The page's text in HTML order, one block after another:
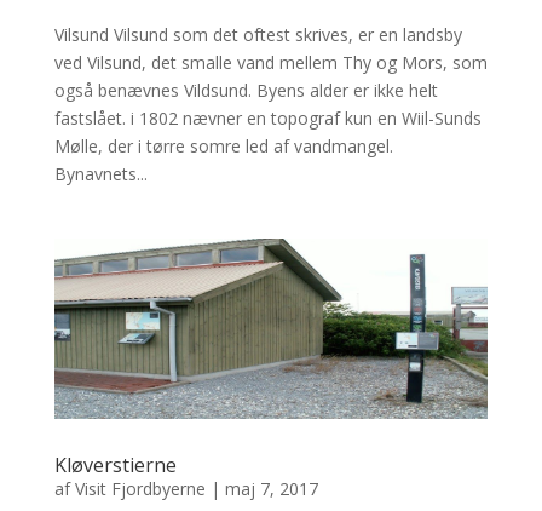
Vilsund Vilsund som det oftest skrives, er en landsby
ved Vilsund, det smalle vand mellem Thy og Mors, som
også benævnes Vildsund. Byens alder er ikke helt
fastslået. i 1802 nævner en topograf kun en Wiil-Sunds
Mølle, der i tørre somre led af vandmangel.
Bynavnets...
Kløverstierne
afVisit Fjordbyerne | maj 7, 2017